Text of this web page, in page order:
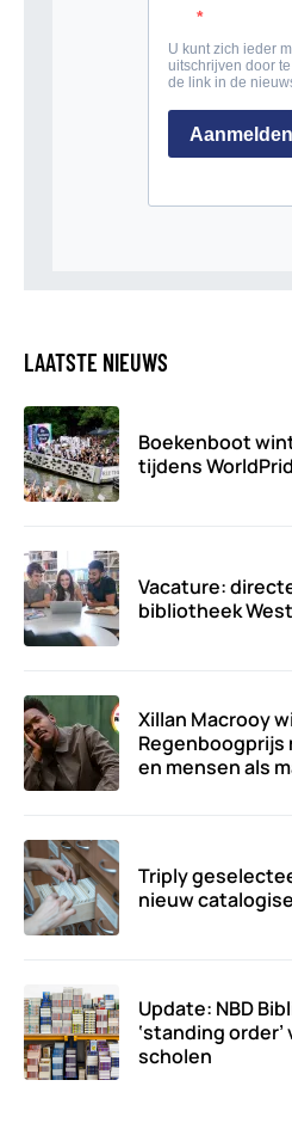
LAATSTE NIEUWS
Boekenboot
tijdens
Vacature:
bibliotheek
Xillan Macrooy
Regenboogprijs
en mensen als
Triply
nieuw
Update: NBD
‘standing
scholen